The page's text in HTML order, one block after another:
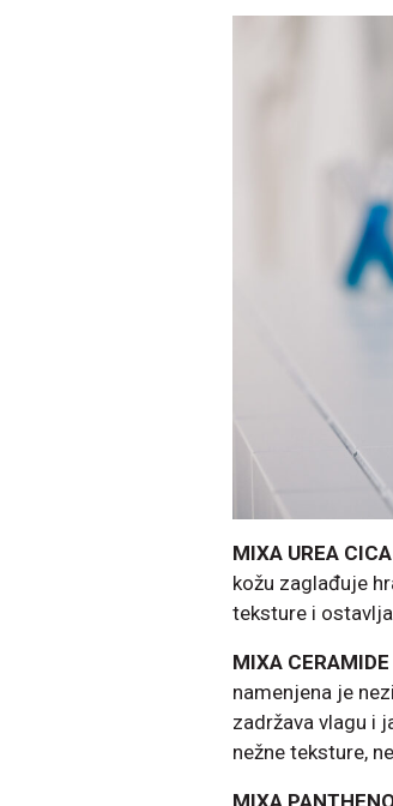
MIXA UREA
kožu zaglađuje
teksture i
MIXA
namenjena je
zadržava vlagu i
nežne teksture,
MIXA